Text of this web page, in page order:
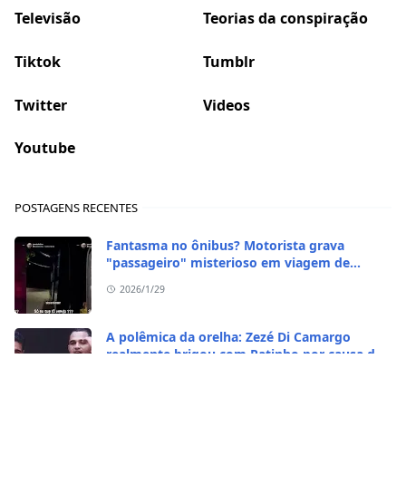
Televisão Teorias da conspiração
Tiktok Tumblr
Twitter Videos
Youtube
POSTAGENS RECENTES
Fantasma no ônibus? Motorista grava
"passageiro" misterioso em viagem de
2026/1/29
A polêmica da orelha: Zezé Di Camargo
realmente brigou com Ratinho por causa do